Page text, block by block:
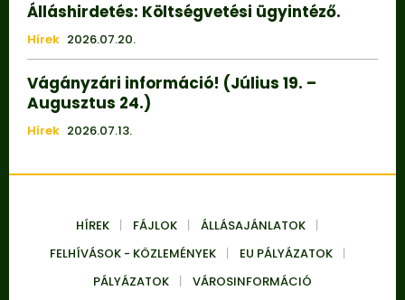
Álláshirdetés: Költségvetési ügyintéző.
Hírek 2026.07.20.
Vágányzári információ! (Július 19. –
Augusztus 24.)
Hírek 2026.07.13.
HÍREK FÁJLOK
ÁLLÁSAJÁNLATOK
FELHÍVÁSOK - KÖZLEMÉNYEK
EU PÁLYÁZATOK
PÁLYÁZATOK
VÁROSINFORMÁCIÓ